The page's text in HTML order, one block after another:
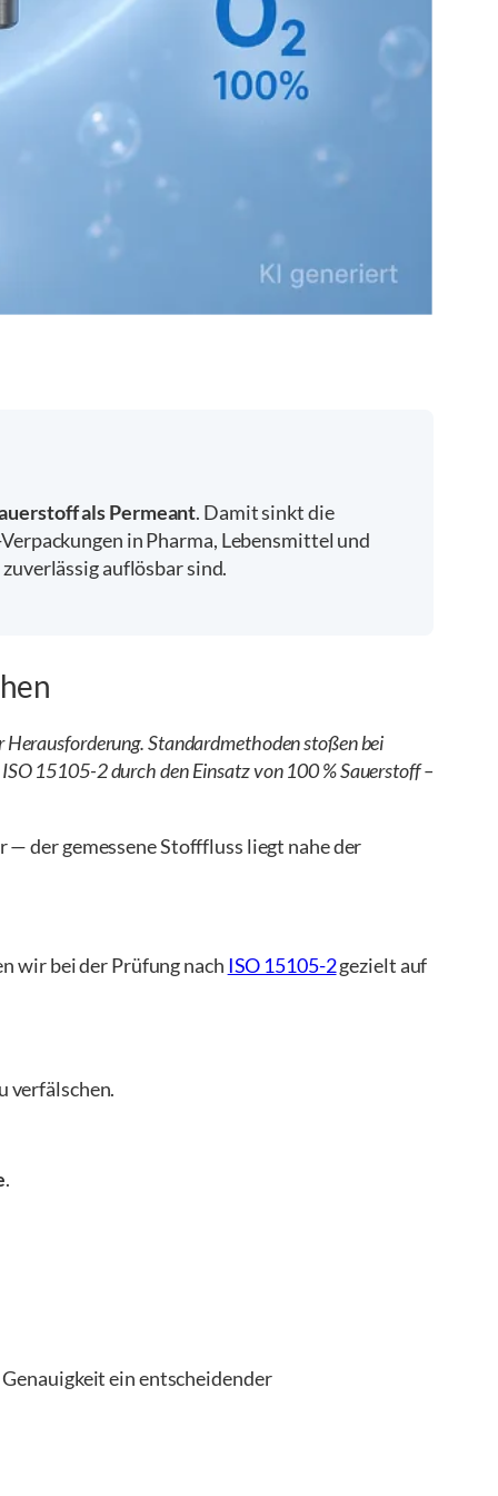
als Permeant. Damit sinkt die
in Pharma, Lebensmittel und
auflösbar sind.
Standardmethoden stoßen bei
15105-2 durch den Einsatz von 100 % Sauerstoff –
der gemessene Stofffluss liegt nahe der
wir bei der Prüfung nach ISO 15105-2gezielt auf
verfälschen.
.
ein entscheidender